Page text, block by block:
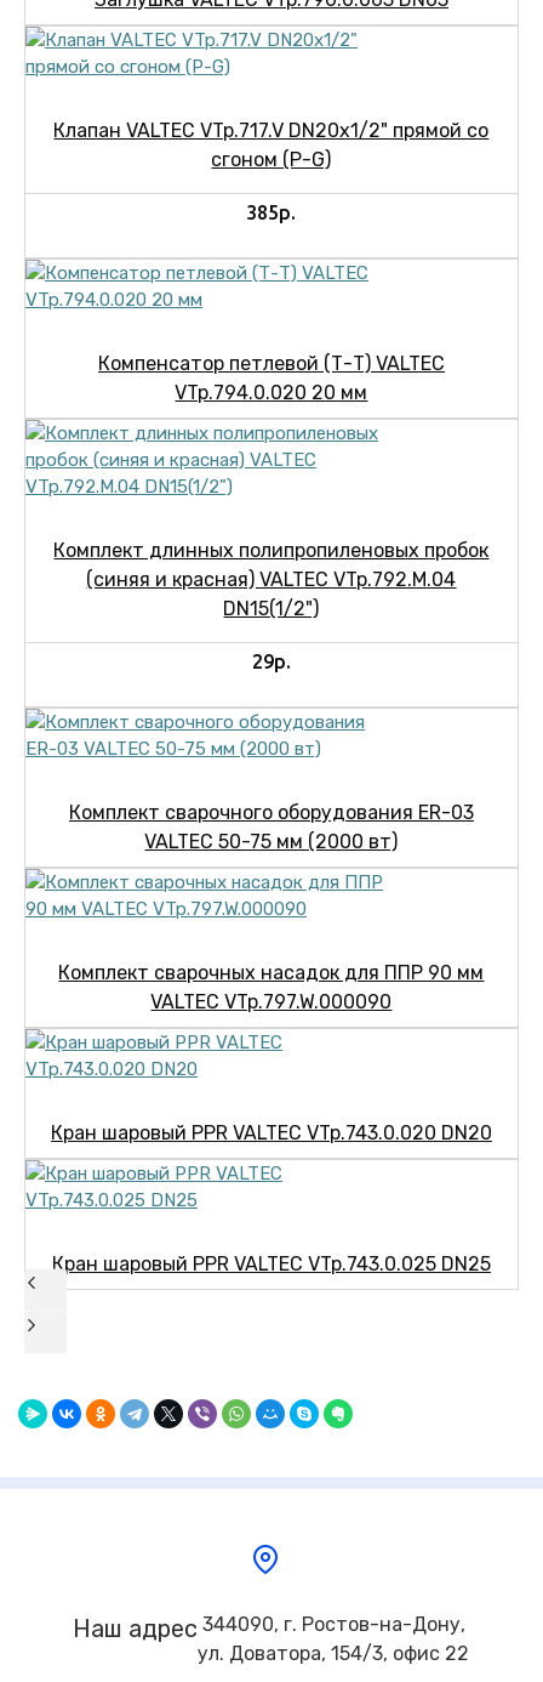
Клапан VALTEC VTp.717.V DN20х1/2" прямой со
сгоном (P-G)
385р.
Компенсатор петлевой (Т-Т) VALTEC
VTp.794.0.020 20 мм
Комплект длинных полипропиленовых пробок
(синяя и красная) VALTEC VTp.792.M.04
DN15(1/2")
29р.
Комплект сварочного оборудования ER-03
VALTEC 50-75 мм (2000 вт)
Комплект сварочных насадок для ППР 90 мм
VALTEC VTp.797.W.000090
Кран шаровый PPR VALTEC VTp.743.0.020 DN20
Кран шаровый PPR VALTEC VTp.743.0.025 DN25
Наш адрес 344090, г. Ростов-на-Дону,
ул. Доватора, 154/3, офис 22